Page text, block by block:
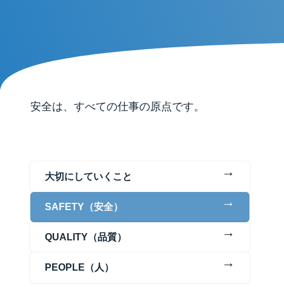
SAFETY（安全）リード
安全は、すべての仕事の原点です。
大切にしていくこと ←
SAFETY（安全） ←
QUALITY（品質） ←
PEOPLE（人） ←